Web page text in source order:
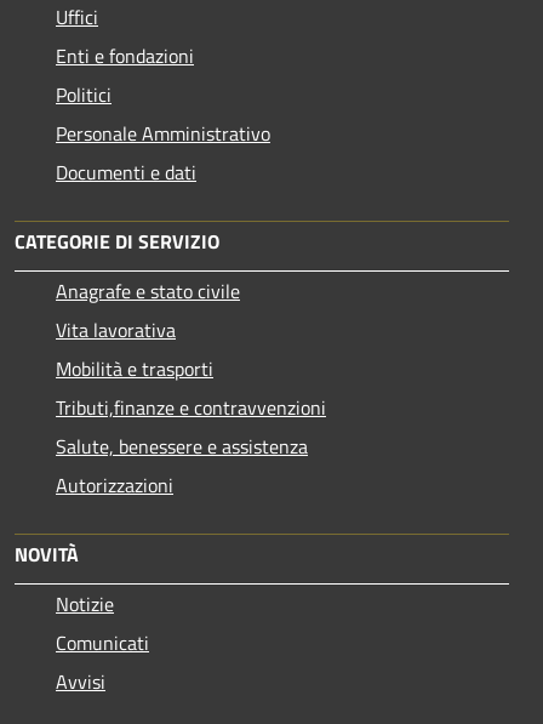
Uffici
Enti e fondazioni
Politici
Personale Amministrativo
Documenti e dati
CATEGORIE DI SERVIZIO
Anagrafe e stato civile
Vita lavorativa
Mobilità e trasporti
Tributi,finanze e contravvenzioni
Salute, benessere e assistenza
Autorizzazioni
NOVITÀ
Notizie
Comunicati
Avvisi